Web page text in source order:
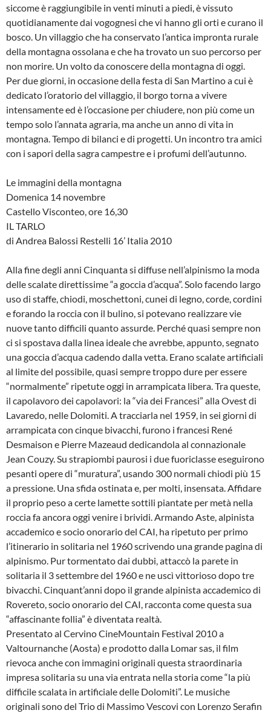
siccome è raggiungibile in venti minuti a piedi, è vissuto
quotidianamente dai vogognesi che vi hanno gli orti e curano il
bosco. Un villaggio che ha conservato l’antica impronta rurale
della montagna ossolana e che ha trovato un suo percorso per
non morire. Un volto da conoscere della montagna di oggi.
Per due giorni, in occasione della festa di San Martino a cui è
dedicato l’oratorio del villaggio, il borgo torna a vivere
intensamente ed è l’occasione per chiudere, non più come un
tempo solo l’annata agraria, ma anche un anno di vita in
montagna. Tempo di bilanci e di progetti. Un incontro tra amici
con i sapori della sagra campestre e i profumi dell’autunno.
Le immagini della montagna
Domenica 14 novembre
Castello Visconteo, ore 16,30
IL TARLO
di Andrea Balossi Restelli 16’ Italia 2010
Alla fine degli anni Cinquanta si diffuse nell’alpinismo la moda
delle scalate direttissime “a goccia d’acqua”. Solo facendo largo
uso di staffe, chiodi, moschettoni, cunei di legno, corde, cordini
e forando la roccia con il bulino, si potevano realizzare vie
nuove tanto difficili quanto assurde. Perché quasi sempre non
ci si spostava dalla linea ideale che avrebbe, appunto, segnato
una goccia d’acqua cadendo dalla vetta. Erano scalate artificiali
al limite del possibile, quasi sempre troppo dure per essere
“normalmente” ripetute oggi in arrampicata libera. Tra queste,
il capolavoro dei capolavori: la “via dei Francesi” alla Ovest di
Lavaredo, nelle Dolomiti. A tracciarla nel 1959, in sei giorni di
arrampicata con cinque bivacchi, furono i francesi René
Desmaison e Pierre Mazeaud dedicandola al connazionale
Jean Couzy. Su strapiombi paurosi i due fuoriclasse eseguirono
pesanti opere di “muratura”, usando 300 normali chiodi più 15
a pressione. Una sfida ostinata e, per molti, insensata. Affidare
il proprio peso a certe lamette sottili piantate per metà nella
roccia fa ancora oggi venire i brividi. Armando Aste, alpinista
accademico e socio onorario del CAI, ha ripetuto per primo
l’itinerario in solitaria nel 1960 scrivendo una grande pagina di
alpinismo. Pur tormentato dai dubbi, attaccò la parete in
solitaria il 3 settembre del 1960 e ne uscì vittorioso dopo tre
bivacchi. Cinquant’anni dopo il grande alpinista accademico di
Rovereto, socio onorario del CAI, racconta come questa sua
“affascinante follia” è diventata realtà.
Presentato al Cervino CineMountain Festival 2010 a
Valtournanche (Aosta) e prodotto dalla Lomar sas, il film
rievoca anche con immagini originali questa straordinaria
impresa solitaria su una via entrata nella storia come “la più
difficile scalata in artificiale delle Dolomiti”. Le musiche
originali sono del Trio di Massimo Vescovi con Lorenzo Serafin